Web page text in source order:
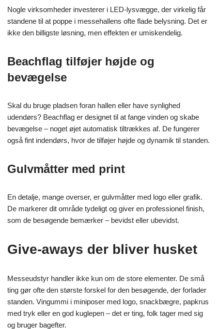
Nogle virksomheder investerer i LED-lysvægge, der virkelig får
standene til at poppe i messehallens ofte flade belysning. Det er
ikke den billigste løsning, men effekten er umiskendelig.
Beachflag tilføjer højde og
bevægelse
Skal du bruge pladsen foran hallen eller have synlighed
udendørs? Beachflag er designet til at fange vinden og skabe
bevægelse – noget øjet automatisk tiltrækkes af. De fungerer
også fint indendørs, hvor de tilføjer højde og dynamik til standen.
Gulvmåtter med print
En detalje, mange overser, er gulvmåtter med logo eller grafik.
De markerer dit område tydeligt og giver en professionel finish,
som de besøgende bemærker – bevidst eller ubevidst.
Give-aways der bliver husket
Messeudstyr handler ikke kun om de store elementer. De små
ting gør ofte den største forskel for den besøgende, der forlader
standen. Vingummi i miniposer med logo, snackbægre, papkrus
med tryk eller en god kuglepen – det er ting, folk tager med sig
og bruger bagefter.